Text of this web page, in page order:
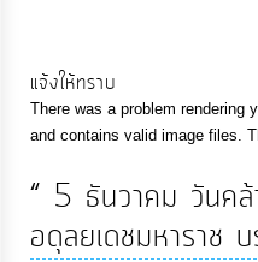
ITA
e-
Service
แจ้งให้ทราบ
There was a problem rendering
and contains valid image files.
“ 5 ธันวาคม วันคล้
อดุลยเดชมหาราช